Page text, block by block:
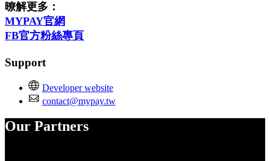
暸解更多：
MYPAY官網
FB官方粉絲專頁
Support
Developer website
contact@mypay.tw
Our Partners